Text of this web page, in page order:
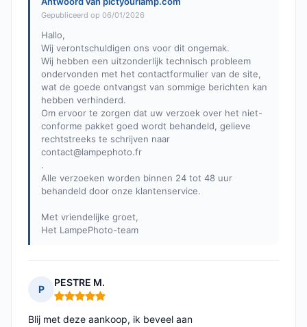
Gepubliceerd op 06/01/2026
Hallo,
Wij verontschuldigen ons voor dit ongemak.
Wij hebben een uitzonderlijk technisch probleem
ondervonden met het contactformulier van de site,
wat de goede ontvangst van sommige berichten kan
hebben verhinderd.
Om ervoor te zorgen dat uw verzoek over het niet-
conforme pakket goed wordt behandeld, gelieve
rechtstreeks te schrijven naar
contact@lampephoto.fr
.
Alle verzoeken worden binnen 24 tot 48 uur
behandeld door onze klantenservice.
Met vriendelijke groet,
Het LampePhoto-team
P
PESTRE M.
Opmerking: 5 van 5
Blij met deze aankoop, ik beveel aan